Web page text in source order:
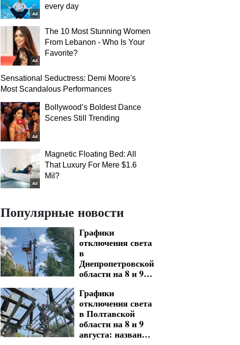
every day
The 10 Most Stunning Women
From Lebanon - Who Is Your
Favorite?
Sensational Seductress: Demi Moore's
Most Scandalous Performances
Bollywood’s Boldest Dance
Scenes Still Trending
Magnetic Floating Bed: All
That Luxury For Mere $1.6
Mil?
Популярные новости
Графики
отключения света
в
Днепропетровской
области на 8 и 9
придется
встретить
выходные без
электричества
Графики
отключения света
в Полтавской
области на 8 и 9
августа: названы